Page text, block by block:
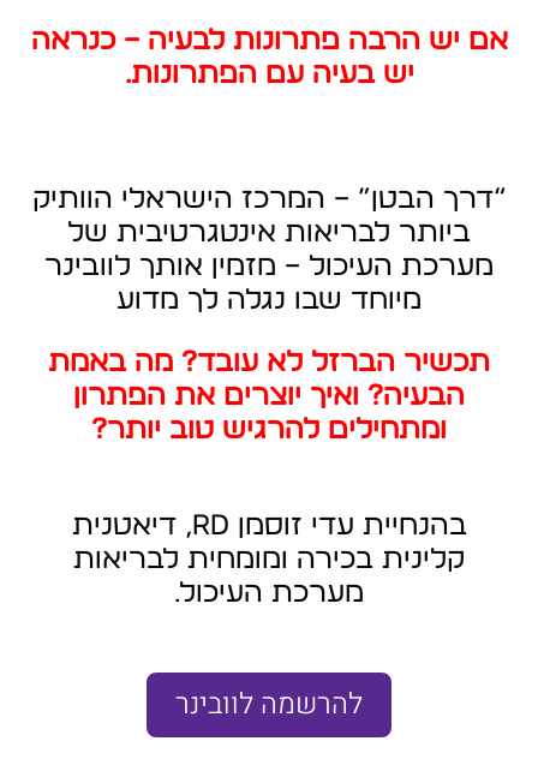
אם יש הרבה פתרונות לבעיה – כנראה
יש בעיה עם הפתרונות…
“דרך הבטן” – המרכז הישראלי הוותיק
ביותר לבריאות אינטגרטיבית של
מערכת העיכול – מזמין אותך לוובינר
מיוחד שבו נגלה לך מדוע
תכשיר הברזל לא עובד? מה באמת
הבעיה? ואיך יוצרים את הפתרון
ומתחילים להרגיש טוב יותר?
בהנחיית עדי זוסמן RD, דיאטנית
קלינית בכירה ומומחית לבריאות
מערכת העיכול.
להרשמה לוובינר